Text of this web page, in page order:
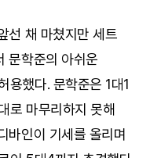
선 채 마쳤지만 세트
문학준의 아쉬운
용했다. 문학준은 1대1
로 마무리하지 못해
바인이 기세를 올리며